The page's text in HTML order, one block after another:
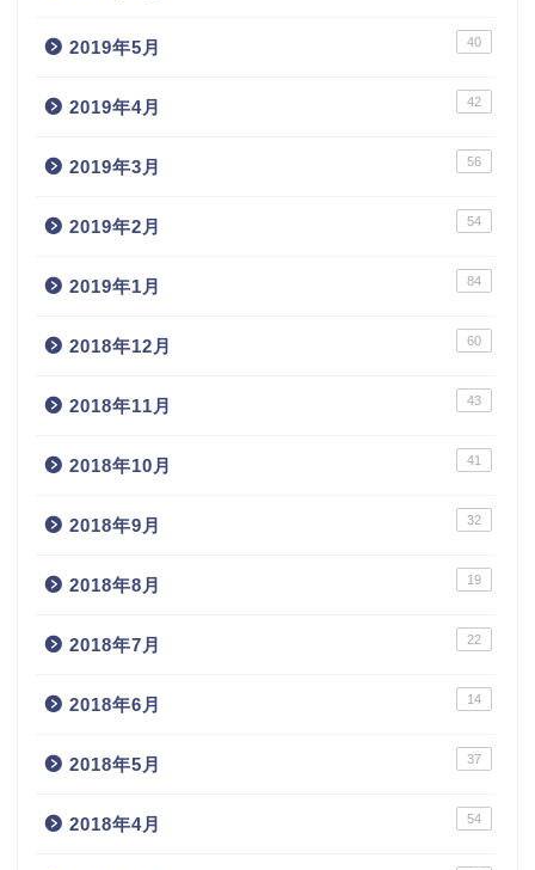
2019年5月 40
2019年4月 42
2019年3月 56
2019年2月 54
2019年1月 84
2018年12月 60
2018年11月 43
2018年10月 41
2018年9月 32
2018年8月 19
2018年7月 22
2018年6月 14
2018年5月 37
2018年4月 54